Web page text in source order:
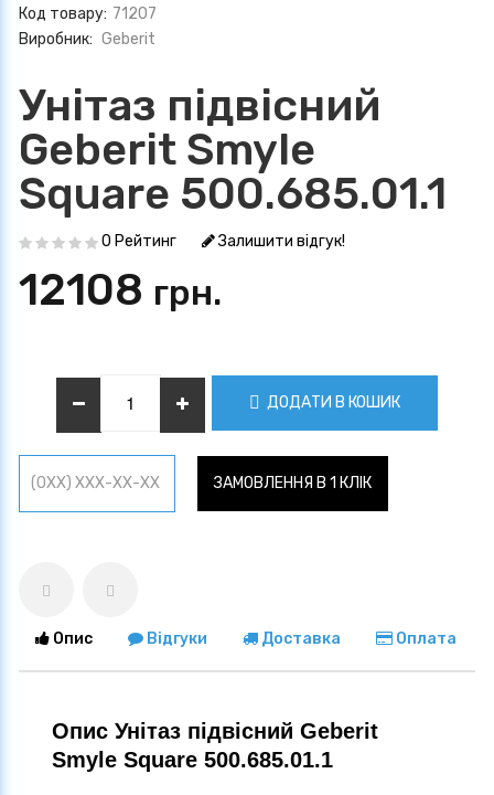
Код товару: 71207
Виробник: Geberit
Унітаз підвісний
Geberit Smyle
Square 500.685.01.1
0 Рейтинг Залишити відгук!
12108 грн.
ДОДАТИ В КОШИК
ЗАМОВЛЕННЯ В 1 КЛІК
Опис Відгуки Доставка Оплата
Опис Унітаз підвісний Geberit
Smyle Square 500.685.01.1